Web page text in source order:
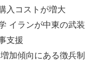
入コストが増大
イランが中東の武装
支援
加傾向にある徴兵制